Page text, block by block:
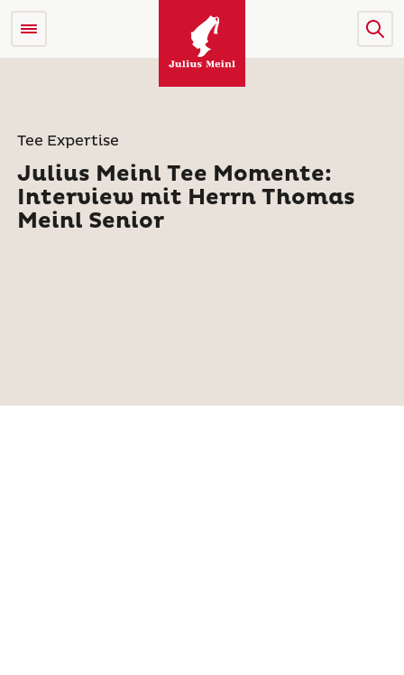
Tee Expertise
Julius Meinl Tee Momente:
Interview mit Herrn Thomas
Meinl Senior